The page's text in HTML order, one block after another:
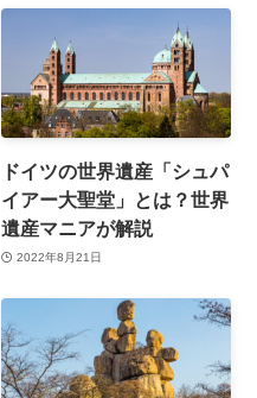
ドイツの世界遺産「シュパ
イアー大聖堂」とは？世界
遺産マニアが解説
2022年8月21日